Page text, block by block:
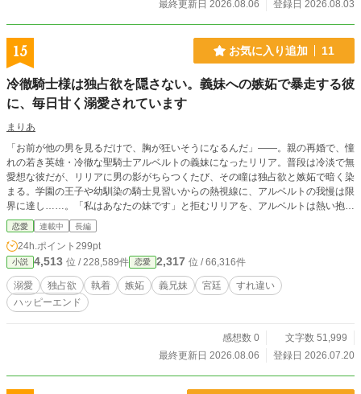
最終更新日 2026.08.06 登録日 2026.08.03
15 お気に入り追加 11
冷徹騎士様は独占欲を隠さない。義妹への嫉妬で暴走する彼
に、毎日甘く溺愛されています
まりあ
「お前が他の男を見るだけで、胸が狂いそうになるんだ」——。親の再婚で、憧
れの若き英雄・冷徹な聖騎士アルベルトの義妹になったリリア。普段は冷淡で無
愛想な彼だが、リリアに男の影がちらつくたび、その瞳は独占欲と嫉妬で暗く染
まる。学園の王子や幼馴染の騎士見習いからの熱視線に、アルベルトの我慢は限
界に達し……。「私はあなたの妹です」と拒むリリアを、アルベルトは熱い抱擁
と強引な口づけで翻弄していく。歪んだ嫉妬と、それ以上に深い深愛。甘くて切
ない、焦れったすぎる宮廷すれ違い独占欲ラブストーリー。
恋愛 連載中 長編
24h.ポイント 299pt
小説 4,513 位 / 228,589件 恋愛 2,317 位 / 66,316件
溺愛 独占欲 執着 嫉妬 義兄妹 宮廷
すれ違い
ハッピーエンド
感想数 0
文字数 51,999
最終更新日 2026.08.06
登録日 2026.07.20